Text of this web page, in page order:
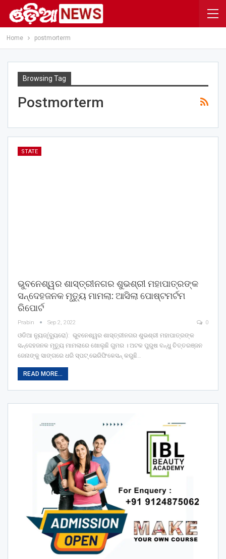
Home postmorterm
Browsing Tag
Postmorterm
STATE
ଭୁବନେଶ୍ୱର ଶାସ୍ତ୍ରୀନଗର ଶୁଭଶ୍ରୀ ମହାପାତ୍ରଙ୍କ
ସନ୍ଦେହଜନକ ମୃତ୍ୟୁ ମାମଲା: ଆସିଲା ପୋଷ୍ଟମର୍ଟମ
ରିପୋର୍ଟ
Prabin Sep 2, 2022 0
ଓଡିଆ ନ୍ୟୁଜ୍(ବ୍ୟୁରୋ): ଭୁବନେଶ୍ୱର ଶାସ୍ତ୍ରୀନଗର ଶୁଭଶ୍ରୀ ମହାପାତ୍ରଙ୍କ
ସନ୍ଦେହଜନକ ମୃତ୍ୟୁ ମାମଲାରେ ଖୋଲୁଛି ଗୁମର । ଅଟକ ପୁରୁଷ ବନ୍ଧୁ ଚିତ୍ତରଞ୍ଜନ
ଜେନାଙ୍କୁ ସାଙ୍ଗରେ ଧରି ସ୍ପଟ୍‌ ଭେରିଫିକେସନ୍‌ କରୁଛି…
READ MORE...